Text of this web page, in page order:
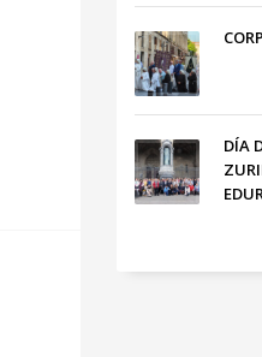
DÍA